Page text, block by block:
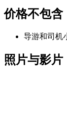
价格不包含
导游和司机
照片与影片